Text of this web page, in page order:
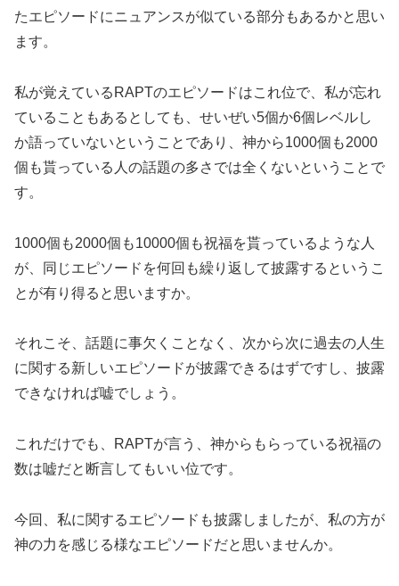
たエピソードにニュアンスが似ている部分もあるかと思い
ます。
私が覚えているRAPTのエピソードはこれ位で、私が忘れ
ていることもあるとしても、せいぜい5個か6個レベルし
か語っていないということであり、神から1000個も2000
個も貰っている人の話題の多さでは全くないということで
す。
1000個も2000個も10000個も祝福を貰っているような人
が、同じエピソードを何回も繰り返して披露するというこ
とが有り得ると思いますか。
それこそ、話題に事欠くことなく、次から次に過去の人生
に関する新しいエピソードが披露できるはずですし、披露
できなければ嘘でしょう。
これだけでも、RAPTが言う、神からもらっている祝福の
数は嘘だと断言してもいい位です。
今回、私に関するエピソードも披露しましたが、私の方が
神の力を感じる様なエピソードだと思いませんか。